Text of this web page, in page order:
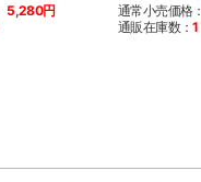
5,280円
通常小売価格：
通販在庫数：1